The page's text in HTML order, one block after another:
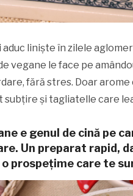
liniște în zilele
vegane le face pe
fără stres. Doar
subțire și tagliatelle care
e genul de cină pe
Un preparat rapid,
prospețime care te